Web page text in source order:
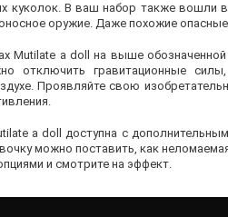
куколок. В ваш набор также вошли
оружие. Даже похожие
Mutilate a doll на выше
отключить гравитационные
Проявляйте свою
a doll доступна с
можно поставить, как
и смотрите на эффект.